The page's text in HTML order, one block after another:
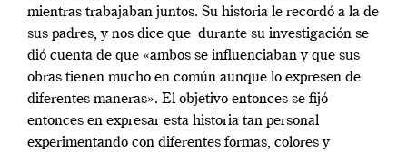
mientras trabajaban juntos. Su historia le recordó a la de
sus padres, y nos dice que durante su investigación se
dió cuenta de que «ambos se influenciaban y que sus
obras tienen mucho en común aunque lo expresen de
diferentes maneras». El objetivo entonces se fijó
entonces en expresar esta historia tan personal
experimentando con diferentes formas, colores y